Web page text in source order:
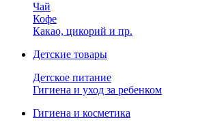
Чай
Кофе
Какао, цикорий и пр.
Детские товары
Детское питание
Гигиена и уход за ребенком
Гигиена и косметика